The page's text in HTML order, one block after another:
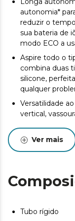
autonomia*
reduzir o
sua bateria de
modo ECO a
Aspire todo o
combina duas
silicone,
qualquer
Versatilidade
vertical,
360º que
Visualize o
adaptar a sua
eficiência ou
Cyclonic
Ver mais
Tubo rígido